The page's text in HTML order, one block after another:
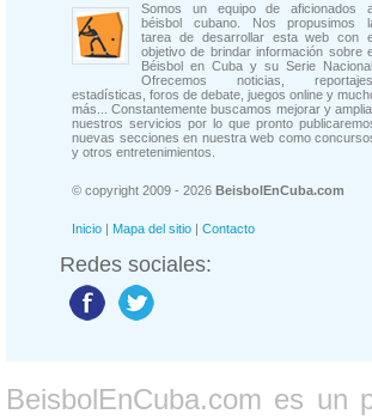
Somos un equipo de aficionados
béisbol cubano. Nos propusimos
tarea de desarrollar esta web con
objetivo de brindar información sobre
Béisbol en Cuba y su Serie Nacional.
Ofrecemos noticias, reportajes,
estadísticas, foros de debate, juegos online y
más... Constantemente buscamos mejorar y
nuestros servicios por lo que pronto
nuevas secciones en nuestra web como
y otros entretenimientos.
© copyright 2009 - 2026 BeisbolEnCuba.com
Inicio | Mapa del sitio | Contacto
Redes sociales:
BeisbolEnCuba.com es un